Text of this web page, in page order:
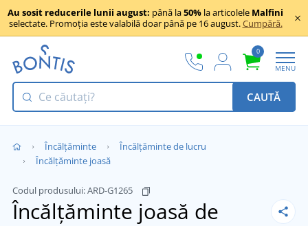
Au sosit reducerile lunii august: până la50% la articolele Malfini
selectate. Promoția este valabilă doar până pe 16 august.Cumpără.
0
MENU
CAUTĂ
Încălţăminte
Încălțăminte de lucru
Încălțăminte joasă
Codul produsului:ARD-G1265
Încălțăminte joasă de